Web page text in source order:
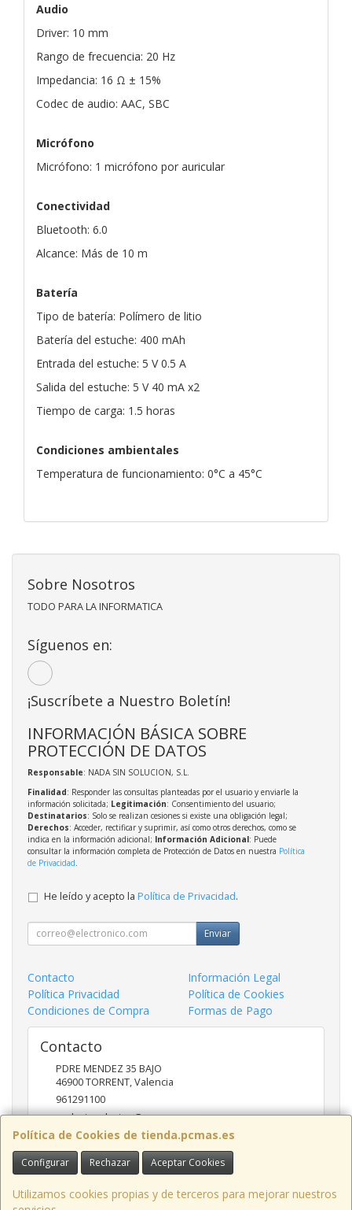
Audio
Driver: 10 mm
Rango de frecuencia: 20 Hz
Impedancia: 16 Ω ± 15%
Codec de audio: AAC, SBC
Micrófono
Micrófono: 1 micrófono por auricular
Conectividad
Bluetooth: 6.0
Alcance: Más de 10 m
Batería
Tipo de batería: Polímero de litio
Batería del estuche: 400 mAh
Entrada del estuche: 5 V 0.5 A
Salida del estuche: 5 V 40 mA x2
Tiempo de carga: 1.5 horas
Condiciones ambientales
Temperatura de funcionamiento: 0°C a 45°C
Política de Cookies de tienda.pcmas.es
Configurar Rechazar Aceptar Cookies
Utilizamos cookies propias y de terceros para mejorar nuestros
Sobre Nosotros
TODO PARA LA INFORMATICA
Síguenos en:
¡Suscríbete a Nuestro Boletín!
INFORMACIÓN BÁSICA SOBRE
PROTECCIÓN DE DATOS
Responsable: NADA SIN SOLUCION, S.L.
Finalidad: Responder las consultas planteadas por el usuario y enviarle la
información solicitada; Legitimación: Consentimiento del usuario;
Destinatarios: Solo se realizan cesiones si existe una obligación legal;
Derechos: Acceder, rectificar y suprimir, así como otros derechos, como se
indica en la información adicional; Información Adicional: Puede
consultar la información completa de Protección de Datos en nuestra Política
de Privacidad
He leído y acepto la Política de Privacidad.
Enviar
Contacto
Información Legal
Política Privacidad
Política de Cookies
Condiciones de Compra
Formas de Pago
Contacto
PDRE MENDEZ 35 BAJO
46900TORRENT,Valencia
961291100
nadasinsolucion@pcmas.es
Horario
10 -14 17 - 20